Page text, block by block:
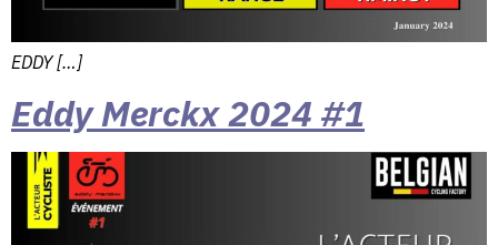
EDDY […]
Eddy Merckx 2024 #1